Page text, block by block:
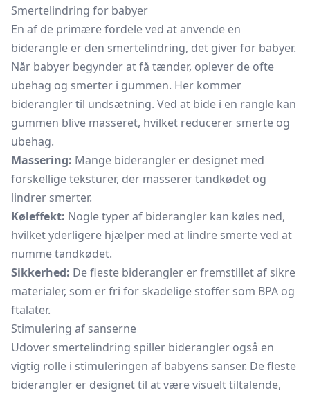
Smertelindring for babyer
En af de primære fordele ved at anvende en
biderangle er den smertelindring, det giver for babyer.
Når babyer begynder at få tænder, oplever de ofte
ubehag og smerter i gummen. Her kommer
biderangler til undsætning. Ved at bide i en rangle kan
gummen blive masseret, hvilket reducerer smerte og
ubehag.
Massering: Mange biderangler er designet med
forskellige teksturer, der masserer tandkødet og
lindrer smerter.
Køleffekt: Nogle typer af biderangler kan køles ned,
hvilket yderligere hjælper med at lindre smerte ved at
numme tandkødet.
Sikkerhed: De fleste biderangler er fremstillet af sikre
materialer, som er fri for skadelige stoffer som BPA og
ftalater.
Stimulering af sanserne
Udover smertelindring spiller biderangler også en
vigtig rolle i stimuleringen af babyens sanser. De fleste
biderangler er designet til at være visuelt tiltalende,